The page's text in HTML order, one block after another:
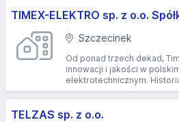
TIMEX-ELEKTRO sp. z o.o.
Szczecinek
Od ponad trzech dekad,
innowacji i jakości w
elektrotechnicznym.
TELZAS sp. z o.o.